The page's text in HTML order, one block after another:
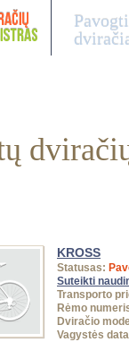
Pavogti
KROSS
Statusas:
Suteikti
Transporto
Rėmo
Dviračio
Vagystės